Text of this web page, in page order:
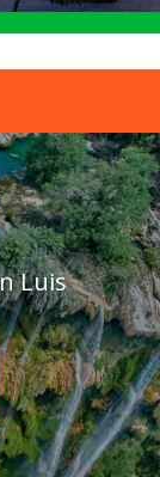
Luis